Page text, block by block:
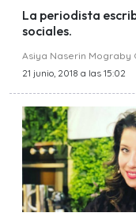
La periodista
sociales.
Asiya Naserin Mograby
21 junio, 2018 a las 15:02